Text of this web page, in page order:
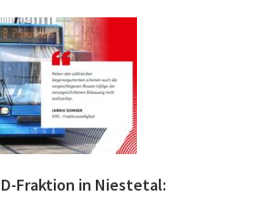
Fraktion in Niestetal: